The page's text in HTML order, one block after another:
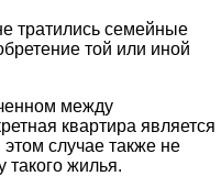
тратились семейные
той или иной
между
квартира является
случае также не
такого жилья.